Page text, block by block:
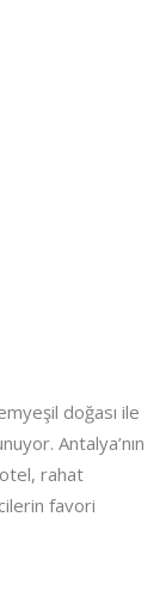
doğası ile
Antalya’nın
rahat
favori